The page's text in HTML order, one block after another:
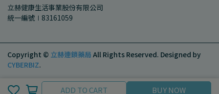
ADD TO CART BUY NOW
立赫健康生活事業股份有限公司
統一編號∣83161059
Copyright © 立赫連鎖藥局 All Rights Reserved. Designed by
CYBERBIZ.